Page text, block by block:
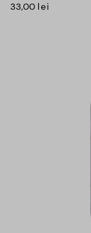
33,00 lei